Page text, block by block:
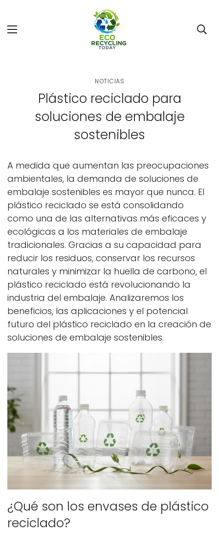
NOTICIAS
Plástico reciclado para
soluciones de embalaje
sostenibles
A medida que aumentan las preocupaciones
ambientales, la demanda de soluciones de
embalaje sostenibles es mayor que nunca. El
plástico reciclado se está consolidando
como una de las alternativas más eficaces y
ecológicas a los materiales de embalaje
tradicionales. Gracias a su capacidad para
reducir los residuos, conservar los recursos
naturales y minimizar la huella de carbono, el
plástico reciclado está revolucionando la
industria del embalaje. Analizaremos los
beneficios, las aplicaciones y el potencial
futuro del plástico reciclado en la creación de
soluciones de embalaje sostenibles.
¿Qué son los envases de plástico
reciclado?